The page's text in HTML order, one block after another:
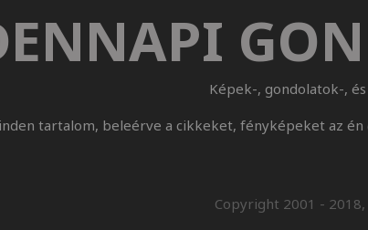
Képek-, gondolatok-,
tartalom, beleérve a cikkeket, fényképeket az
Copyright 2001 -